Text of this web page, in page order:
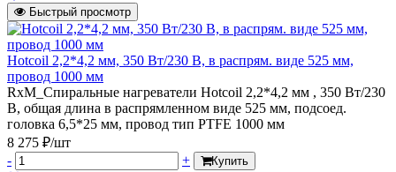
Быстрый просмотр
Hotcoil 2,2*4,2 мм, 350 Вт/230 В, в распрям. виде 525 мм,
провод 1000 мм
RxM_Спиральные нагреватели Hotcoil 2,2*4,2 мм , 350 Вт/230
В, общая длина в распрямленном виде 525 мм, подсоед.
головка 6,5*25 мм, провод тип PTFE 1000 мм
8 275 ₽/шт
-
+ Купить